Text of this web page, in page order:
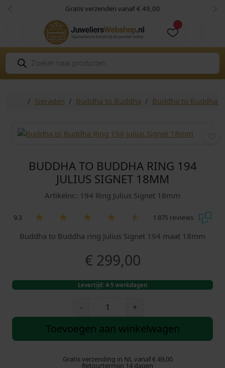
Skip to content
Skip to footer Gratis verzenden vanaf € 49,00
Vorige
P
o
d
HomeSieraden Buddha to Buddha Buddha to Buddha
BUDDHA TO BUDDHA RING 194
JULIUS SIGNET 18MM
Artikelnr.: 194 Ring Julius Signet 18mm
9.3 1.875 reviews
Buddha to Buddha ring Julius Signet 194 maat 18mm
€299,00
Levertijd: 4-5 werkdagen
-
d
a
+
Toevoegen aan winkelwagen
Gratis verzending in NL vanaf € 49,00
Retourtermijn 14 dagen